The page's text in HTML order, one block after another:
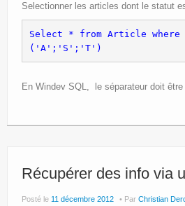
Selectionner les articles dont le statut
Select * from Article
('A';'S';'T')
En Windev SQL, le séparateur doit
Récupérer des info via
Posté le 11 décembre 2012 Par Christian